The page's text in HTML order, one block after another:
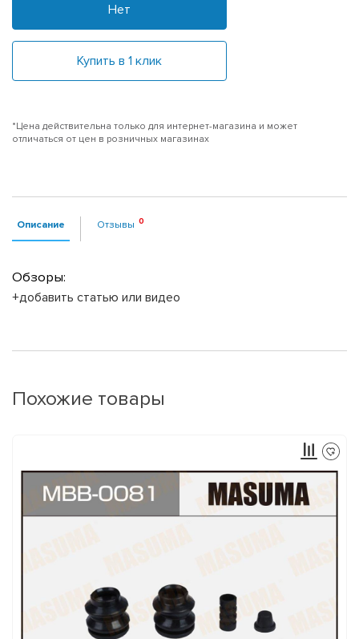
Нет
Купить в 1 клик
*Цена действительна только для интернет-магазина и может
отличаться от цен в розничных магазинах
Описание Отзывы
Обзоры:
+добавить статью или видео
Похожие товары